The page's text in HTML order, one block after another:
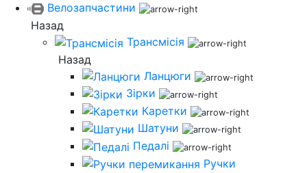
Велозапчастини
Назад
Трансмісія
Назад
Ланцюги
Зірки
Каретки
Шатуни
Педалі
Ручки